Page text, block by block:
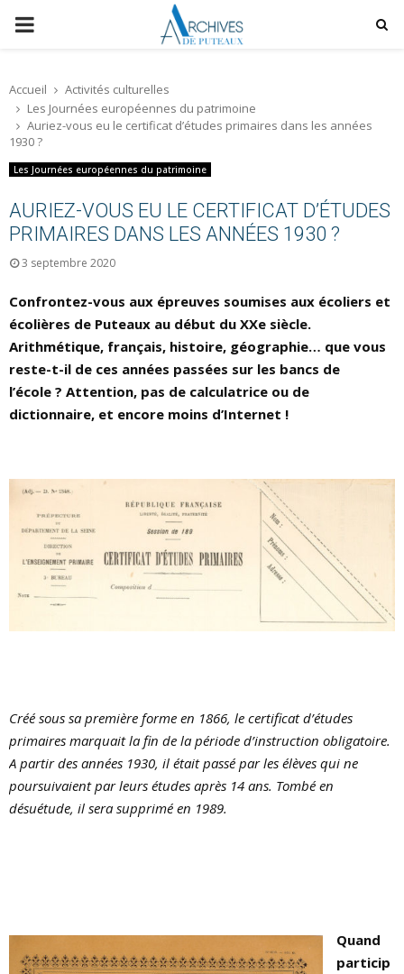
P
I
M
A
R
Y
M
E
Accueil
Activités culturelles
Les Journées européennes du patrimoine
Auriez-vous eu le certificat d’études primaires dans les années
1930 ?
Les Journées européennes du patrimoine
AURIEZ-VOUS EU LE CERTIFICAT D’ÉTUDES
PRIMAIRES DANS LES ANNÉES 1930 ?
3 septembre 2020
Confrontez-vous aux épreuves soumises aux écoliers et
écolières de Puteaux au début du XXe siècle.
Arithmétique, français, histoire, géographie… que vous
reste-t-il de ces années passées sur les bancs de
l’école ? Attention, pas de calculatrice ou de
dictionnaire, et encore moins d’Internet !
Créé sous sa première forme en 1866, le certificat d’études
primaires marquait la fin de la période d’instruction obligatoire.
A partir des années 1930, il était passé par les élèves qui ne
poursuivaient par leurs études après 14 ans. Tombé en
désuétude, il sera supprimé en 1989.
Quand
particip